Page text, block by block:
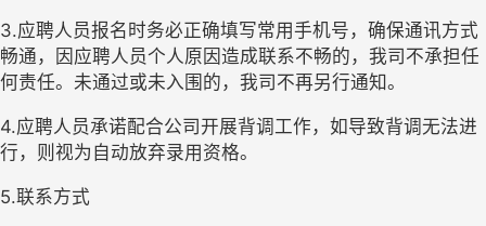
3.应聘人员报名时务必正确填写常用手机号，确保通讯方式
畅通，因应聘人员个人原因造成联系不畅的，我司不承担任
何责任。未通过或未入围的，我司不再另行通知。
4.应聘人员承诺配合公司开展背调工作，如导致背调无法进
行，则视为自动放弃录用资格。
5.联系方式